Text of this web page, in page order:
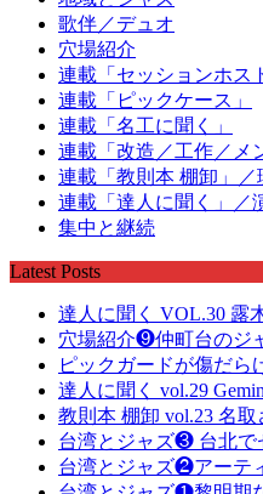
歌伴／デュオ
穴場紹介
連載「セッションホス
連載「ピックケース」
連載「名工に聞く」
連載「改造／工作／メ
連載「教則本 棚卸」／
連載「達人に聞く」／
集中と継続
Latest Posts
達人に聞く VOL.30 露
穴場紹介❾仲町台のジ
ピックガードが傷だ
達人に聞く vol.29
教則本 棚卸 vol.23 名取
台湾とジャズ❸ 台北で
台湾とジャズ❷アーテ